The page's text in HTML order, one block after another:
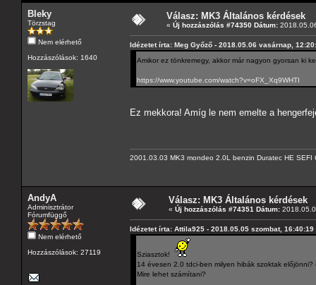
Bleky
Törzstag
Nem elérhető
Hozzászólások: 1640
Válasz: MK3 Általános kérdések
« Új hozzászólás #74350 Dátum:
Idézetet írta: Meg Győző - 2018.05.06 vasárnap,
Amikor ez tönkremegy, akkor már nagyon gyorsan ki
https://www.youtube.com/watch?v=oFX_Xq9WHTI
Ez mekkora! Amíg le nem emelte a
2001.03.03 MK3 mondeo 2.0L benzin Duratec HE
AndyA
Adminisztrátor
Fórumfüggő
Nem elérhető
Hozzászólások: 27119
Válasz: MK3 Általános kérdések
« Új hozzászólás #74351 Dátum:
Idézetet írta: Attila925 - 2018.05.05 szombat, 16:40:19
Sziasztok!
14 évesen 2.0 tdci-ben milyen hibák szoktak
Mire lehet számítani?